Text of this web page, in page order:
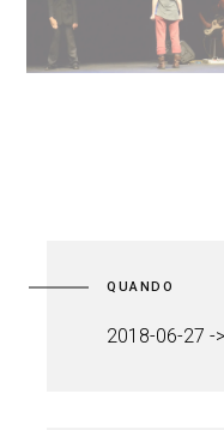
QUANDO
2018-06-27 -